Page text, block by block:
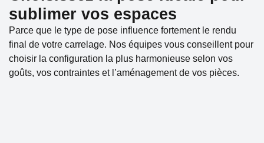
sublimer vos espaces
Parce que le type de pose influence fortement le rendu
final de votre carrelage. Nos équipes vous conseillent pour
choisir la configuration la plus harmonieuse selon vos
goûts, vos contraintes et l’aménagement de vos pièces.